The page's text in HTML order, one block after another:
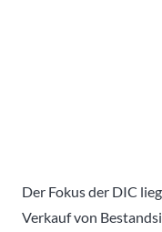
Der Fokus der DIC
Verkauf von